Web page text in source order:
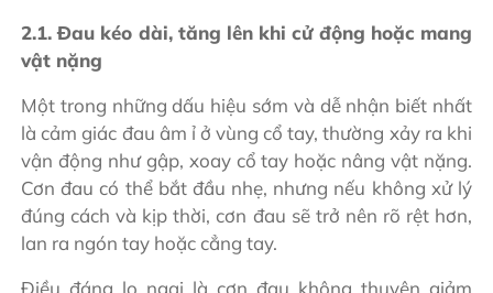
2.1. Đau kéo dài, tăng lên khi cử động hoặc mang
vật nặng
Một trong những dấu hiệu sớm và dễ nhận biết nhất
là cảm giác đau âm ỉ ở vùng cổ tay, thường xảy ra khi
vận động như gập, xoay cổ tay hoặc nâng vật nặng.
Cơn đau có thể bắt đầu nhẹ, nhưng nếu không xử lý
đúng cách và kịp thời, cơn đau sẽ trở nên rõ rệt hơn,
lan ra ngón tay hoặc cẳng tay.
Điều đáng lo ngại là cơn đau không thuyên giảm